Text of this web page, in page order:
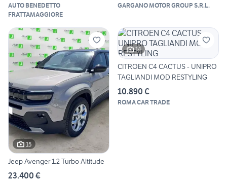
AUTO BENEDETTO
FRATTAMAGGIORE
GARGANO MOTOR GROUP S.R.L.
15
Jeep Avenger 1.2 Turbo Altitude
23.400 €
14
CITROEN C4 CACTUS - UNIPRO
TAGLIANDI MOD RESTYLING
10.890 €
ROMA CAR TRADE